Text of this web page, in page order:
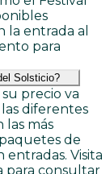
entrada al
para
Solsticio?
precio va
diferentes
las más
de
Visita
para consultar